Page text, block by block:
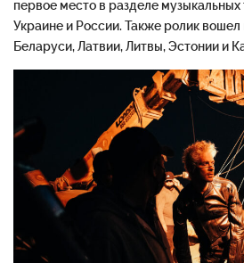
первое место в разделе музыкальных
Украине и России. Также ролик
Беларуси, Латвии, Литвы, Эстонии и